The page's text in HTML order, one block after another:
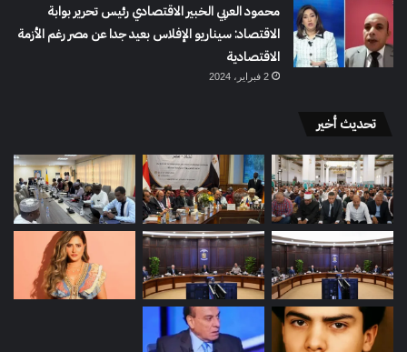
محمود العربي الخبير الاقتصادي رئيس تحرير بوابة
الاقتصاد: سيناريو الإفلاس بعيد جدا عن مصر رغم الأزمة
الاقتصادية
2 فبراير، 2024
تحديث أخير